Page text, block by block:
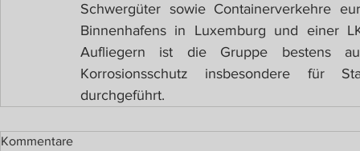
Schwergüter sowie Containerverkehre
Binnenhafens in Luxemburg und einer
Aufliegern ist die Gruppe bestens
Korrosionsschutz insbesondere für
durchgeführt.
Kommentare